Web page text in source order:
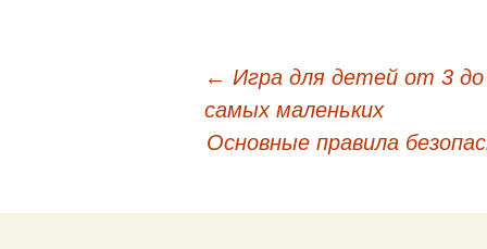
Навигация по
← Игра для детей от 3
самых маленьких
Основные правила